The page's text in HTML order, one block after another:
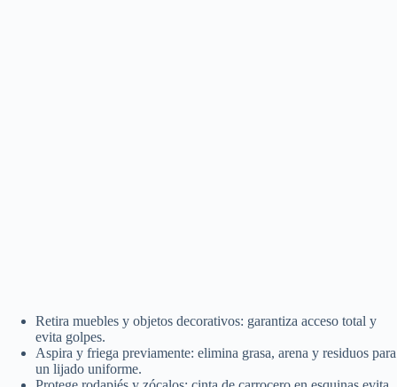
Retira muebles y objetos decorativos: garantiza acceso total y
evita golpes.
Aspira y friega previamente: elimina grasa, arena y residuos para
un lijado uniforme.